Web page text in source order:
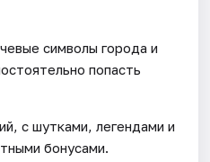
символы города и
попасть
с шутками, легендами и
бонусами.